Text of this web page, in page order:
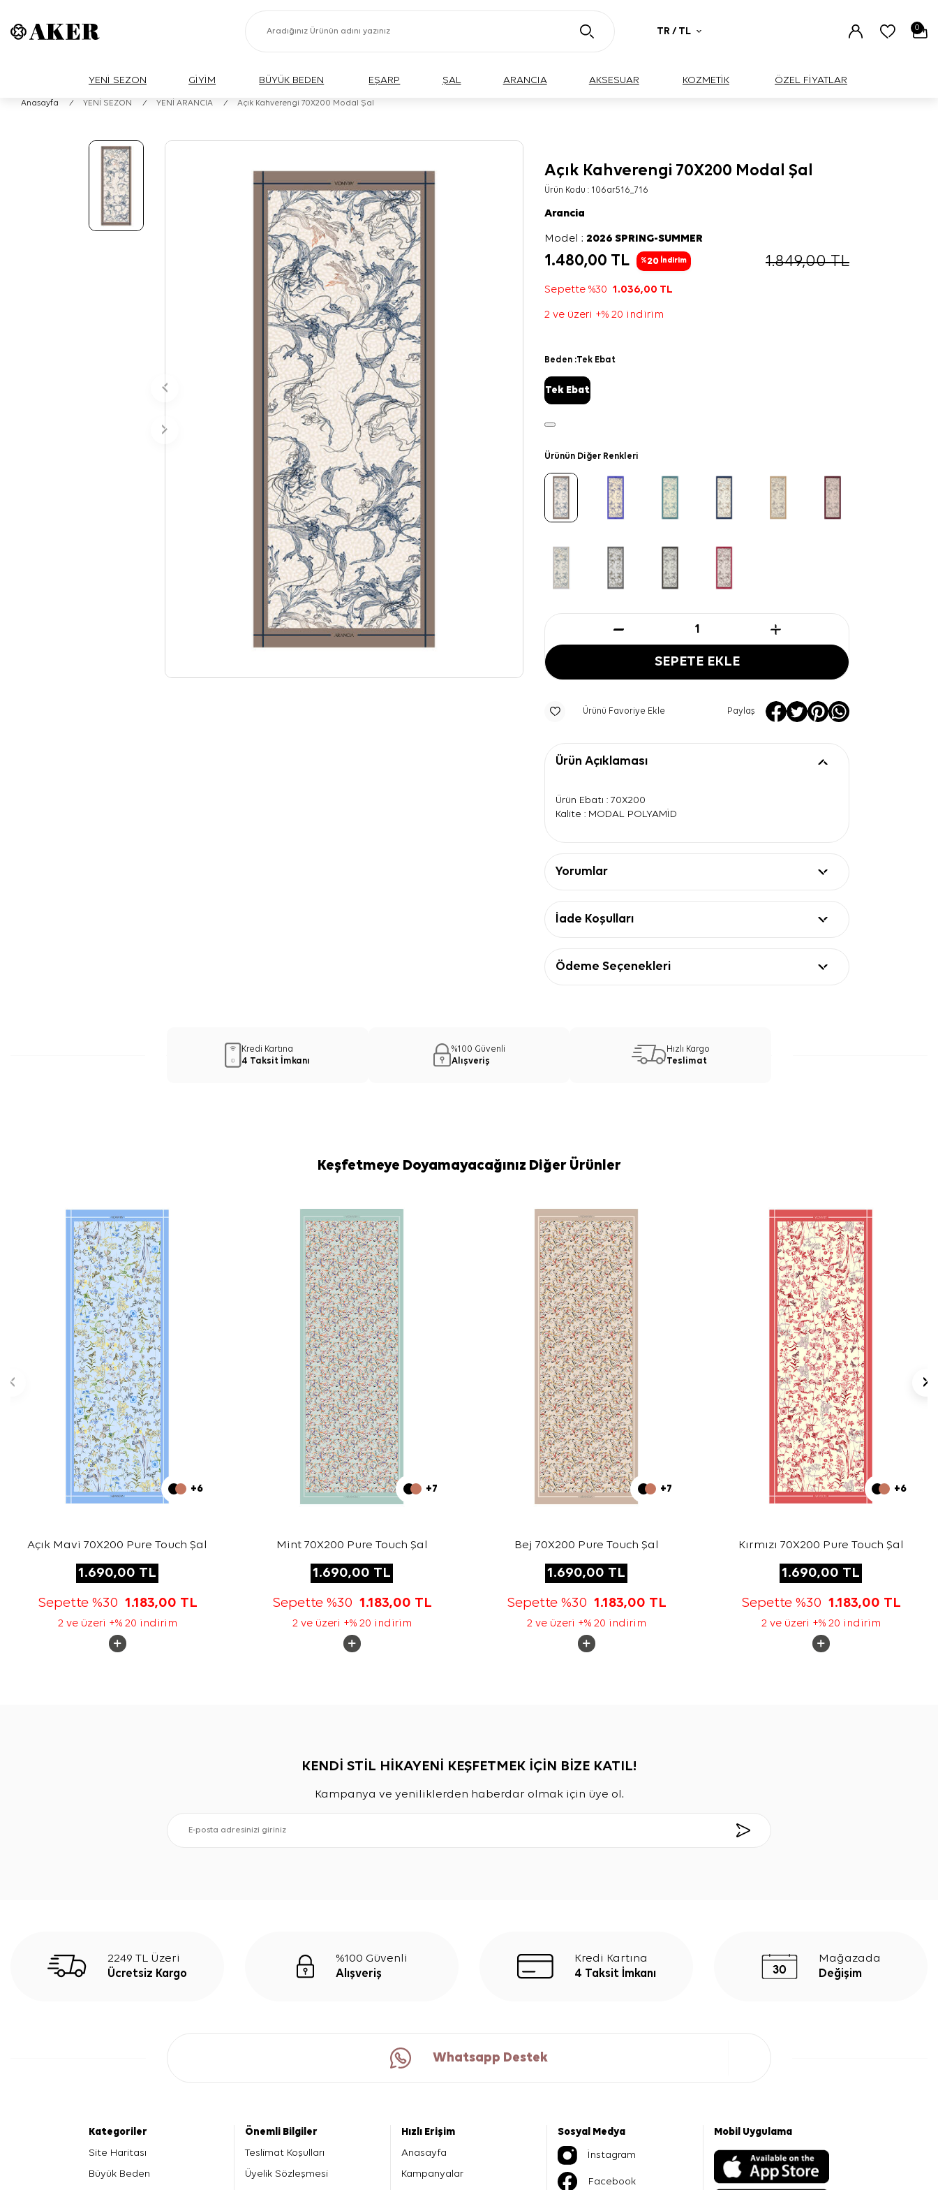
TR / TL 0
YENİ SEZON GİYİM BÜYÜK BEDEN EŞARP ŞAL ARANCIA AKSESUAR KOZMETİK ÖZEL FİYATLAR
Anasayfa / YENİ SEZON / YENİ ARANCIA / Açık Kahverengi 70X200 Modal Şal
Açık Kahverengi 70X200 Modal Şal
Ürün Kodu : 106ar516_716
Arancia
Model :2026 SPRING-SUMMER
1.480,00 TL %20 İndirim 1.849,00TL
Sepette %301.036,00 TL
2 ve üzeri +% 20 indirim
Beden :Tek Ebat
Tek Ebat
Ürünün Diğer Renkleri
SEPETE EKLE
Ürünü Favoriye Ekle Paylaş
Ürün Açıklaması
Ürün Ebatı : 70X200
Kalite : MODAL POLYAMİD
Yorumlar
İade Koşulları
Ödeme Seçenekleri
Kredi Kartına
4 Taksit İmkanı
%100 Güvenli
Alışveriş
Hızlı Kargo
Teslimat
Keşfetmeye Doyamayacağınız Diğer Ürünler
+6
Açık Mavi 70X200 Pure Touch Şal
1.690,00 TL
Sepette %30 1.183,00 TL
2 ve üzeri +% 20 indirim
+7
Mint 70X200 Pure Touch Şal
1.690,00 TL
Sepette %30 1.183,00 TL
2 ve üzeri +% 20 indirim
+7
Bej 70X200 Pure Touch Şal
1.690,00 TL
Sepette %30 1.183,00 TL
2 ve üzeri +% 20 indirim
+6
Kırmızı 70X200 Pure Touch Şal
1.690,00 TL
Sepette %30 1.183,00 TL
2 ve üzeri +% 20 indirim
KENDİ STİL HİKAYENİ KEŞFETMEK İÇİN BİZE KATIL!
Kampanya ve yeniliklerden haberdar olmak için üye ol.
2249 TL Üzeri
Ücretsiz Kargo
%100 Güvenli
Alışveriş
Kredi Kartına
4 Taksit İmkanı
Mağazada
Değişim
Whatsapp Destek
Kategoriler
Site Haritası
Büyük Beden
Önemli Bilgiler
Teslimat Koşulları
Üyelik Sözleşmesi
Hızlı Erişim
Anasayfa
Kampanyalar
Sosyal Medya
İnstagram
Facebook
Mobil Uygulama